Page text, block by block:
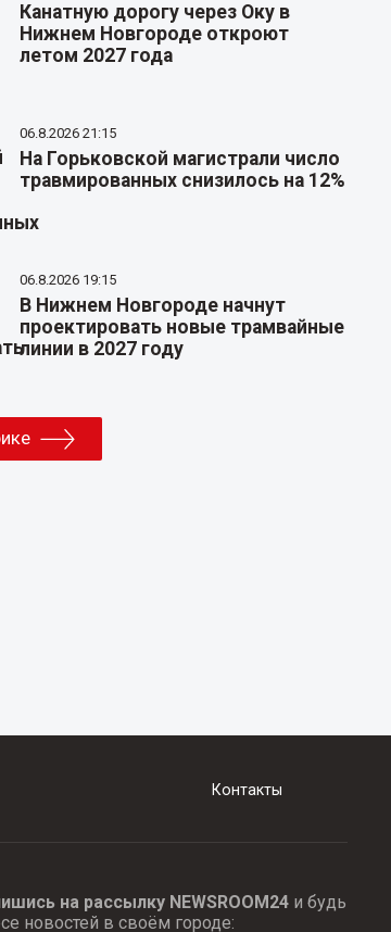
Канатную дорогу через Оку в
Нижнем Новгороде откроют
летом 2027 года
06.8.2026 21:15
На Горьковской магистрали число
травмированных снизилось на 12%
06.8.2026 19:15
В Нижнем Новгороде начнут
проектировать новые трамвайные
линии в 2027 году
Контакты
на рассылку NEWSROOM24и будь
новостей в своём городе: